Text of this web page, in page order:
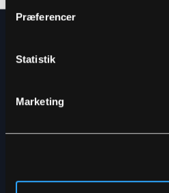
Præferencer
Statistik
Marketing